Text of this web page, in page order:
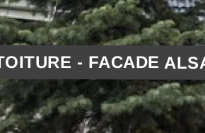
- FACADE